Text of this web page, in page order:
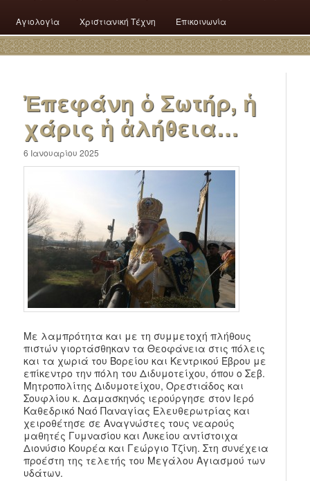
Αγιολογία Χριστιανική Τέχνη Επικοινωνία
Ἐπεφάνη ὁ Σωτήρ, ἡ
χάρις ἡ ἀλήθεια…
6 Ιανουαρίου 2025
Με λαμπρότητα και με τη συμμετοχή πλήθους
πιστών γιορτάσθηκαν τα Θεοφάνεια στις πόλεις
και τα χωριά του Βορείου και Κεντρικού Έβρου με
επίκεντρο την πόλη του Διδυμοτείχου, όπου ο Σεβ.
Μητροπολίτης Διδυμοτείχου, Ορεστιάδος και
Σουφλίου κ. Δαμασκηνός ιερούργησε στον Ιερό
Καθεδρικό Ναό Παναγίας Ελευθερωτρίας και
χειροθέτησε σε Αναγνώστες τους νεαρούς
μαθητές Γυμνασίου και Λυκείου αντίστοιχα
Διονύσιο Κουρέα και Γεώργιο Τζίνη. Στη συνέχεια
προέστη της τελετής του Μεγάλου Αγιασμού των
υδάτων.